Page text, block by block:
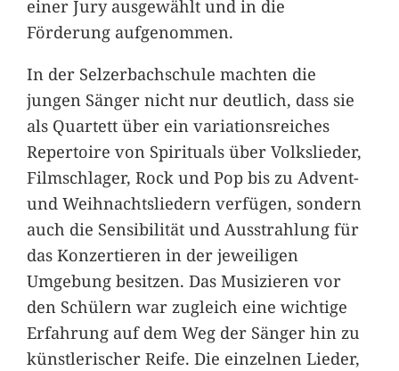
einer Jury ausgewählt und in die
Förderung aufgenommen.
In der Selzerbachschule machten die
jungen Sänger nicht nur deutlich, dass sie
als Quartett über ein variationsreiches
Repertoire von Spirituals über Volkslieder,
Filmschlager, Rock und Pop bis zu Advent-
und Weihnachtsliedern verfügen, sondern
auch die Sensibilität und Ausstrahlung für
das Konzertieren in der jeweiligen
Umgebung besitzen. Das Musizieren vor
den Schülern war zugleich eine wichtige
Erfahrung auf dem Weg der Sänger hin zu
künstlerischer Reife. Die einzelnen Lieder,